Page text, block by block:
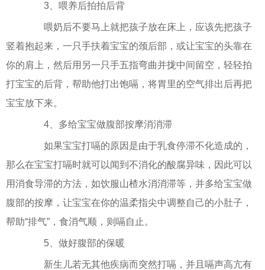
3、喂养后拍拍后背
喂奶后不要马上就把孩子放在床上，应该先把孩子
竖着抱起来，一只手扶着宝宝的颈后部，或让宝宝的头靠在
你的肩上，然后用另一只手五指弯曲并拢中间留空，轻轻拍
打宝宝的后背，帮助他打出饱嗝，将胃里的空气排出后再把
宝宝放下来。
4、多给宝宝做腹部按摩消消滞
如果宝宝打嗝的原因是由于乳食停滞不化造成的，
那么在宝宝打嗝时就可以闻到不消化的酸腐异味，因此可以
用消食导滞的方法，如饮服山楂水消消滞等，并多给宝宝做
腹部的按摩，让宝宝在你的温柔指尖中调整自己的小肚子，
帮助“排气”，食消气顺，则嗝自止。
5、做好腹部的保暖
新生儿若无其他疾病而突然打嗝，并且嗝声高亢有